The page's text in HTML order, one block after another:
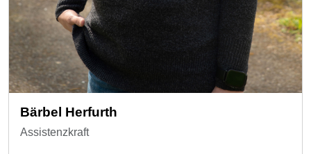
Bärbel Herfurth
Assistenzkraft